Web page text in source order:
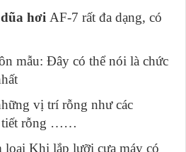
hơi AF-7 rất đa dạng, có
mẫu: Đây có thể nói là chức
vị trí rỗng như các
tiết rỗng ……
loại Khi lắp lưỡi cưa máy có